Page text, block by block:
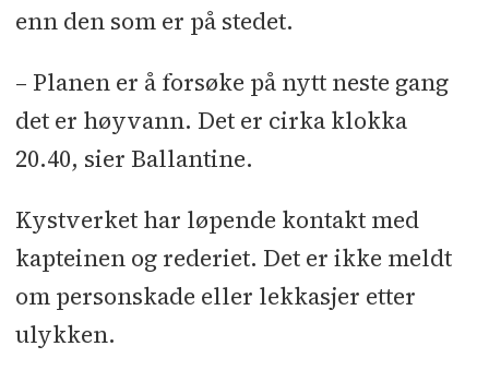
enn den som er på stedet.
– Planen er å forsøke på nytt neste gang
det er høyvann. Det er cirka klokka
20.40, sier Ballantine.
Kystverket har løpende kontakt med
kapteinen og rederiet. Det er ikke meldt
om personskade eller lekkasjer etter
ulykken.